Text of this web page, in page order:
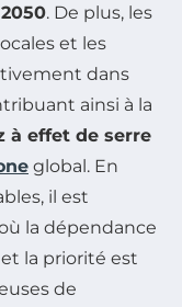
2050. De plus, les
et les
dans
ainsi à la
à effet de serre
global. En
il est
la dépendance
la priorité est
de